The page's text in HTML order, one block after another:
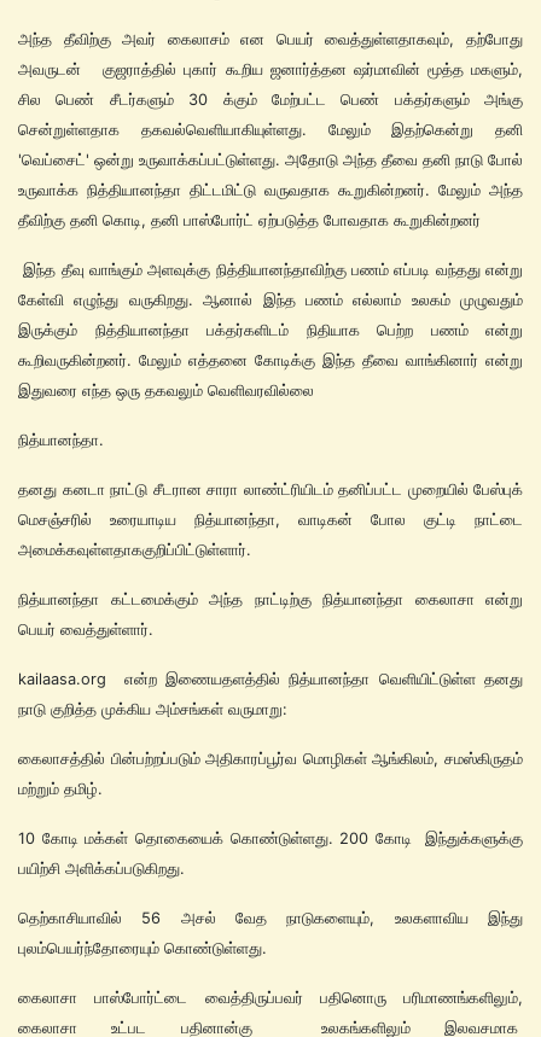
அந்த தீவிற்கு அவர் கைலாசம் என பெயர் வைத்துள்ளதாகவும், தற்போது
அவருடன் குஜராத்தில் புகார் கூறிய ஜனார்த்தன ஷர்மாவின் மூத்த மகளும்,
சில பெண் சீடர்களும் 30 க்கும் மேற்பட்ட பெண் பக்தர்களும் அங்கு
சென்றுள்ளதாக தகவல்வெளியாகியுள்ளது. மேலும் இதற்கென்று தனி
'வெப்சைட்' ஒன்று உருவாக்கப்பட்டுள்ளது. அதோடு அந்த தீவை தனி நாடு போல்
உருவாக்க நித்தியானந்தா திட்டமிட்டு வருவதாக கூறுகின்றனர். மேலும் அந்த
தீவிற்கு தனி கொடி, தனி பாஸ்போர்ட் ஏற்படுத்த போவதாக கூறுகின்றனர்
இந்த தீவு வாங்கும் அளவுக்கு நித்தியானந்தாவிற்கு பணம் எப்படி வந்தது என்று
கேள்வி எழுந்து வருகிறது. ஆனால் இந்த பணம் எல்லாம் உலகம் முழுவதும்
இருக்கும் நித்தியானந்தா பக்தர்களிடம் நிதியாக பெற்ற பணம் என்று
கூறிவருகின்றனர். மேலும் எத்தனை கோடிக்கு இந்த தீவை வாங்கினார் என்று
இதுவரை எந்த ஒரு தகவலும் வெளிவரவில்லை
நித்யானந்தா.
தனது கனடா நாட்டு சீடரான சாரா லாண்ட்ரியிடம் தனிப்பட்ட முறையில் பேஸ்புக்
மெசஞ்சரில் உரையாடிய நித்யானந்தா, வாடிகன் போல குட்டி நாட்டை
அமைக்கவுள்ளதாககுறிப்பிட்டுள்ளார்.
நித்யானந்தா கட்டமைக்கும் அந்த நாட்டிற்கு நித்யானந்தா கைலாசா என்று
பெயர் வைத்துள்ளார்.
kailaasa.org என்ற இணையதளத்தில் நித்யானந்தா வெளியிட்டுள்ள தனது
நாடு குறித்த முக்கிய அம்சங்கள் வருமாறு:
கைலாசத்தில் பின்பற்றப்படும் அதிகாரப்பூர்வ மொழிகள் ஆங்கிலம், சமஸ்கிருதம்
மற்றும் தமிழ்.
10 கோடி மக்கள் தொகையைக் கொண்டுள்ளது. 200 கோடி இந்துக்களுக்கு
பயிற்சி அளிக்கப்படுகிறது.
தெற்காசியாவில் 56 அசல் வேத நாடுகளையும், உலகளாவிய இந்து
புலம்பெயர்ந்தோரையும் கொண்டுள்ளது.
கைலாசா பாஸ்போர்ட்டை வைத்திருப்பவர் பதினொரு பரிமாணங்களிலும்,
கைலாசா உட்பட பதினான்கு உலகங்களிலும் இலவசமாக